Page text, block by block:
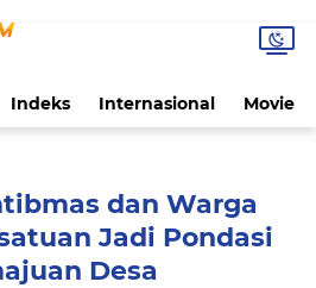
Indeks Internasional Movie
dan Warga
Jadi Pondasi
Desa